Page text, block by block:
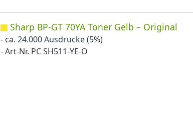
Sharp BP-GT 70YA Toner Gelb – Original
- ca. 24.000 Ausdrucke (5%)
- Art-Nr. PC SH511-YE-O